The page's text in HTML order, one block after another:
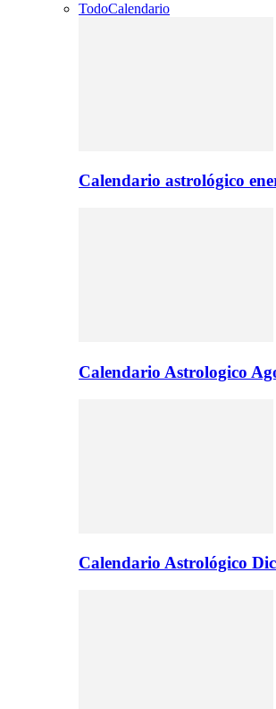
TodoCalendario
Calendario astrológico
Calendario Astrologico
Calendario Astrológico